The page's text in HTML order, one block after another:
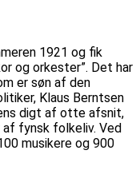
1921 og fik
og orkester”. Det har
er søn af den
Klaus Berntsen
digt af otte afsnit,
fynsk folkeliv. Ved
musikere og 900